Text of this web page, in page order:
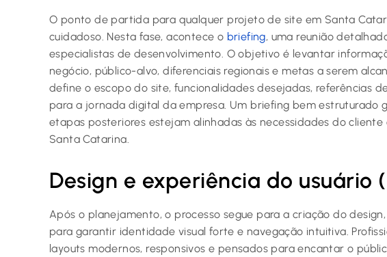
O ponto de partida para qualquer projeto de site em Santa
cuidadoso. Nesta fase, acontece o briefing, uma reunião
especialistas de desenvolvimento. O objetivo é levantar
negócio, público-alvo, diferenciais regionais e metas a serem
define o escopo do site, funcionalidades desejadas, referências
para a jornada digital da empresa. Um briefing bem estruturado
etapas posteriores estejam alinhadas às necessidades do
Santa Catarina.
Design e experiência do usuário
Após o planejamento, o processo segue para a criação do
para garantir identidade visual forte e navegação intuitiva.
layouts modernos, responsivos e pensados para encantar o